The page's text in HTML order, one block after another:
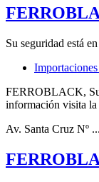
Su seguridad está
FERROBLACK, Su
información visita la
Av. Santa Cruz Nº